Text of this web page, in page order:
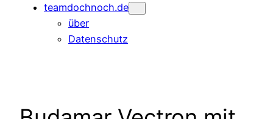
teamdochnoch.de
über
Datenschutz